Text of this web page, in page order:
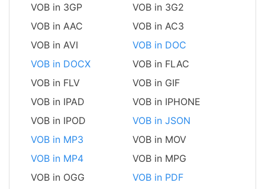
VOB in 3GP
VOB in 3G2
VOB in AAC
VOB in AC3
VOB in AVI
VOB in DOC
VOB in DOCX
VOB in FLAC
VOB in FLV
VOB in GIF
VOB in IPAD
VOB in IPHONE
VOB in IPOD
VOB in JSON
VOB in MP3
VOB in MOV
VOB in MP4
VOB in MPG
VOB in OGG
VOB in PDF